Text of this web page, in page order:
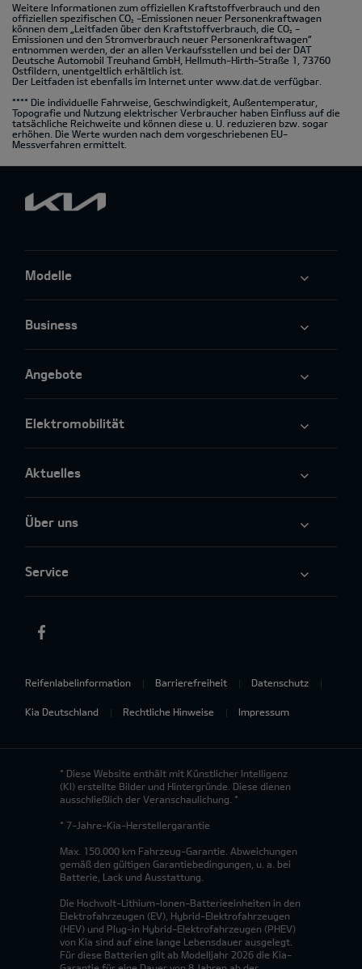
Weitere Informationen zum offiziellen Kraftstoffverbrauch und den
offiziellen spezifischen CO2
-Emissionen neuer Personenkraftwagen
können dem „Leitfaden über den Kraftstoffverbrauch, die CO2
-
Emissionen und den Stromverbrauch neuer Personenkraftwagen“
entnommen werden, der an allen Verkaufsstellen und bei der DAT
Deutsche Automobil Treuhand GmbH, Hellmuth-Hirth-Straße 1, 73760
Ostfildern, unentgeltlich erhältlich ist.
Der Leitfaden ist ebenfalls im Internet unter www.dat.de verfügbar.
**** Die individuelle Fahrweise, Geschwindigkeit, Außentemperatur,
Topografie und Nutzung elektrischer Verbraucher haben Einfluss auf die
tatsächliche Reichweite und können diese u. U. reduzieren bzw. sogar
erhöhen. Die Werte wurden nach dem vorgeschriebenen EU-
Messverfahren ermittelt.
Modelle
Business
Angebote
Elektromobilität
Aktuelles
Über uns
Service
Reifenlabelinformation Barrierefreiheit Datenschutz
Kia Deutschland Rechtliche Hinweise Impressum
* Diese Website enthält mit Künstlicher Intelligenz
(KI) erstellte Bilder und Hintergründe. Diese dienen
ausschließlich der Veranschaulichung. *
* 7-Jahre-Kia-Herstellergarantie
Max. 150.000 km Fahrzeug-Garantie. Abweichungen
gemäß den gültigen Garantiebedingungen, u. a. bei
Batterie, Lack und Ausstattung.
Die Hochvolt-Lithium-Ionen-Batterieeinheiten in den
Elektrofahrzeugen (EV), Hybrid-Elektrofahrzeugen
(HEV) und Plug-in Hybrid-Elektrofahrzeugen (PHEV)
von Kia sind auf eine lange Lebensdauer ausgelegt.
Für diese Batterien gilt ab Modelljahr 2026 die Kia-